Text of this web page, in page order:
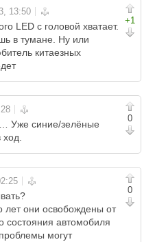
+1
LED с головой хватает.
в тумане. Ну или
китаезных
0
Уже синие/зелёные
0
лет они освобождены от
состояния автомобиля
могут